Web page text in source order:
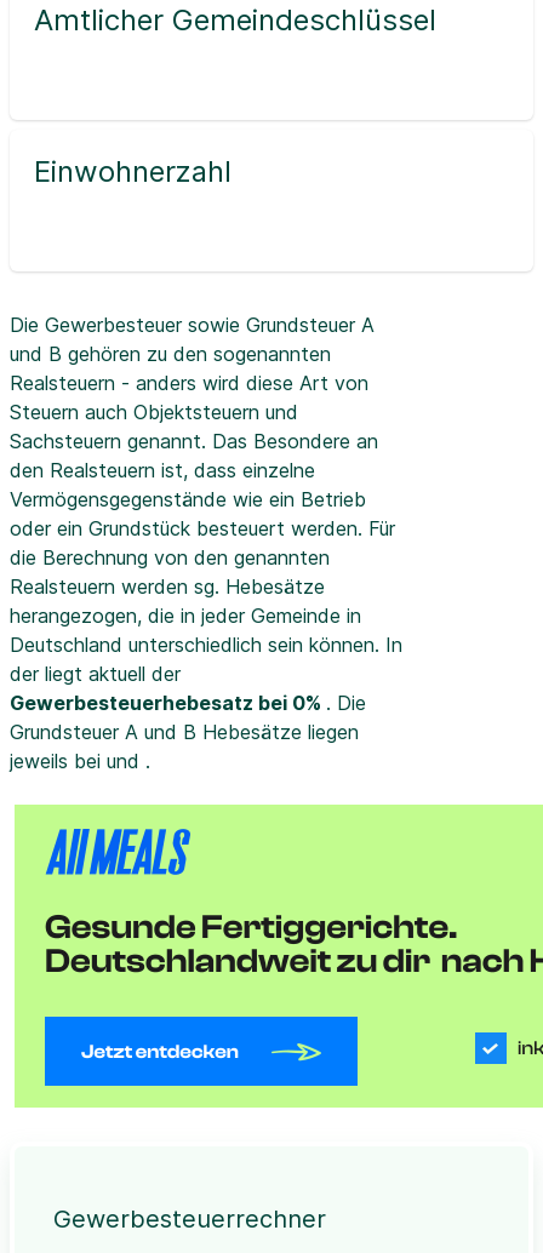
Amtlicher Gemeindeschlüssel
Einwohnerzahl
Die Gewerbesteuer sowie Grundsteuer A
und B gehören zu den sogenannten
Realsteuern - anders wird diese Art von
Steuern auch Objektsteuern und
Sachsteuern genannt. Das Besondere an
den Realsteuern ist, dass einzelne
Vermögensgegenstände wie ein Betrieb
oder ein Grundstück besteuert werden. Für
die Berechnung von den genannten
Realsteuern werden sg. Hebesätze
herangezogen, die in jeder Gemeinde in
Deutschland unterschiedlich sein können. In
der liegt aktuell der
Gewerbesteuerhebesatz bei 0% . Die
Grundsteuer A und B Hebesätze liegen
jeweils bei und .
Gewerbesteuerrechner